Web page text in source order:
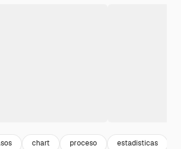
chart proceso estadisticas